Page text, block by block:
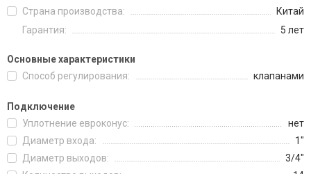
Страна производства:
Китай
Гарантия:
5 лет
Основные характеристики
Способ регулирования:
клапанами
Подключение
Уплотнение евроконус:
нет
Диаметр входа:
1"
Диаметр выходов:
3/4"